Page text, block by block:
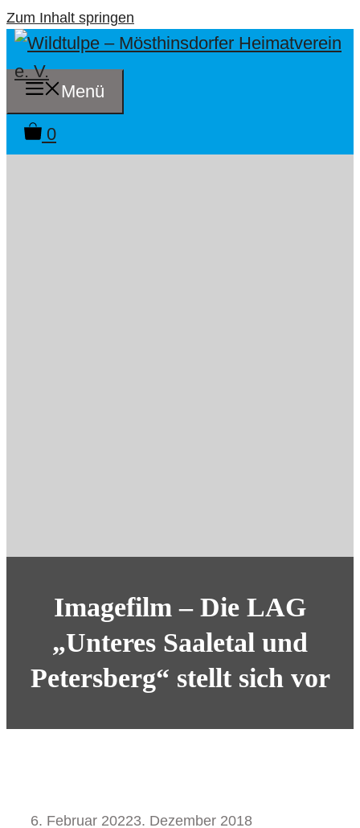
Zum Inhalt springen
Menü
0
Imagefilm – Die LAG
„Unteres Saaletal und
Petersberg“ stellt sich vor
6. Februar 20223. Dezember 2018